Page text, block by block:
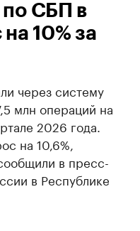
СБП в
10% за
через систему
млн операций на
2026 года.
на 10,6%,
в пресс-
в Республике